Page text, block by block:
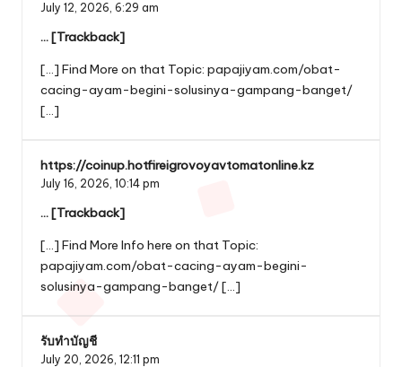
July 12, 2026, 6:29 am
… [Trackback]
[…] Find More on that Topic: papajiyam.com/obat-
cacing-ayam-begini-solusinya-gampang-banget/
[…]
https://coinup.hotfireigrovoyavtomatonline.kz
July 16, 2026, 10:14 pm
… [Trackback]
[…] Find More Info here on that Topic:
papajiyam.com/obat-cacing-ayam-begini-
solusinya-gampang-banget/ […]
รับทำบัญชี
July 20, 2026, 12:11 pm